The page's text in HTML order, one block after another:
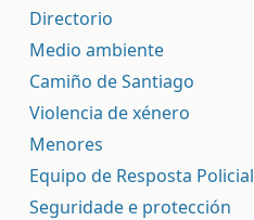
Directorio
Medio ambiente
Camiño de Santiago
Violencia de xénero
Menores
Equipo de Resposta Policial
Seguridade e protección